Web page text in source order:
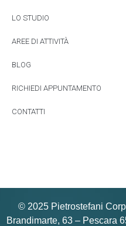
LO STUDIO
AREE DI ATTIVITÀ
BLOG
RICHIEDI APPUNTAMENTO
CONTATTI
© 2025 Pietrostefani
Brandimarte, 63 – Pescara